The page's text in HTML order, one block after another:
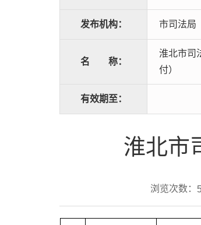
发布机构： 市司法局
名 称：
淮北市司
付）
有效期至：
淮北市
浏览次数：